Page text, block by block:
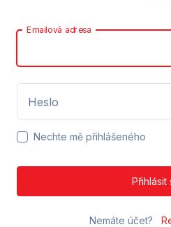
Emailová adresa
Heslo
Nechte mě přihlášeného
Přihlásit
Nemáte účet?